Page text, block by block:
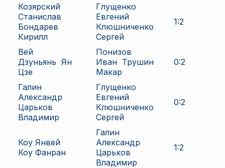
Козярский
Станислав
Бондарев
Кирилл
Глущенко
Евгений
Клюшниченко
Сергей
1:2
Вей
Дзуньянь Ян
Цзе
Понизов
Иван Трушин
Макар
0:2
Галин
Александр
Царьков
Владимир
Глущенко
Евгений
Клюшниченко
Сергей
0:2
Коу Янвей
Коу Фанран
Галин
Александр
Царьков
Владимир
1:2